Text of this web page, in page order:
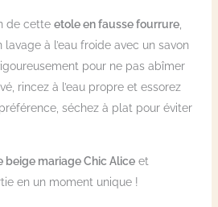
de cette etole en fausse fourrure,
à l’eau froide avec un savon
pour ne pas abîmer
rincez à l’eau propre et essorez
séchez à plat pour éviter
beige mariage Chic Aliceet
en un moment unique !